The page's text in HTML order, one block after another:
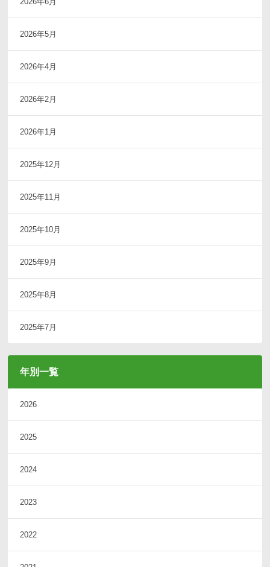
2026年5月
2026年4月
2026年2月
2026年1月
2025年12月
2025年11月
2025年10月
2025年9月
2025年8月
2025年7月
年別一覧
2026
2025
2024
2023
2022